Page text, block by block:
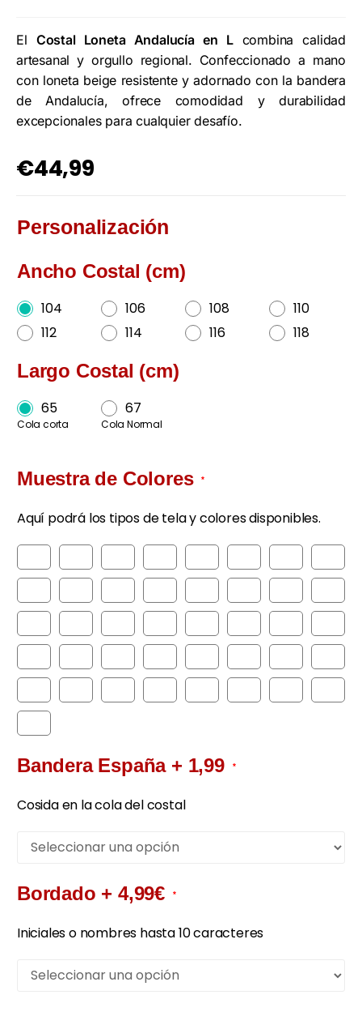
El Costal Loneta Andalucía en Lcombina calidad
artesanal y orgullo regional. Confeccionado a mano
con loneta beige resistente y adornado con la bandera
de Andalucía, ofrece comodidad y durabilidad
excepcionales para cualquier desafío.
€44,99
Personalización
Ancho Costal (cm)
104 106 108
110
112
114 116 118
Largo Costal (cm)
65
Cola corta
67
Cola Normal
Muestra de Colores *
Aquí podrá los tipos de tela y colores disponibles.
Bandera España + 1,99 *
Cosida en la cola del costal
Bordado + 4,99€ *
Iniciales o nombres hasta 10 caracteres